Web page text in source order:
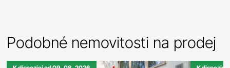
Podobné nemovitosti na prodej